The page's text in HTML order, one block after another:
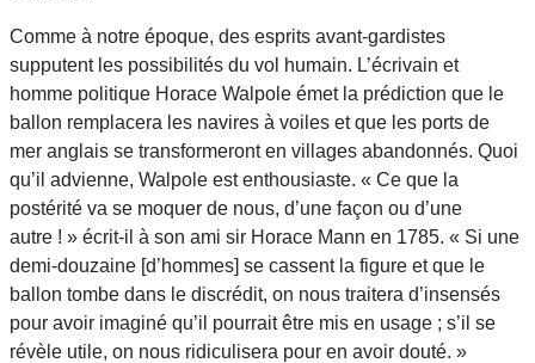
Comme à notre époque, des esprits avant-gardistes
supputent les possibilités du vol humain. L’écrivain et
homme politique Horace Walpole émet la prédiction que le
ballon remplacera les navires à voiles et que les ports de
mer anglais se transformeront en villages abandonnés. Quoi
qu’il advienne, Walpole est enthousiaste. « Ce que la
postérité va se moquer de nous, d’une façon ou d’une
autre ! » écrit-il à son ami sir Horace Mann en 1785. « Si une
demi-douzaine [d’hommes] se cassent la figure et que le
ballon tombe dans le discrédit, on nous traitera d’insensés
pour avoir imaginé qu’il pourrait être mis en usage ; s’il se
révèle utile, on nous ridiculisera pour en avoir douté. »